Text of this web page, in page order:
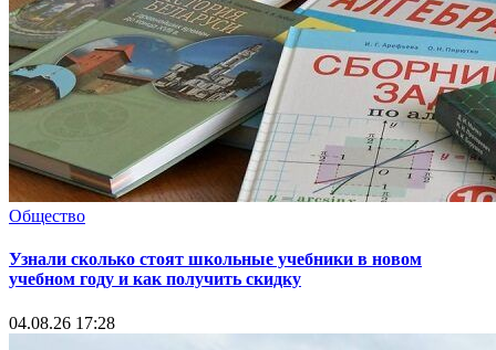
Общество
Узнали сколько стоят школьные учебники в новом
учебном году и как получить скидку
04.08.26 17:28